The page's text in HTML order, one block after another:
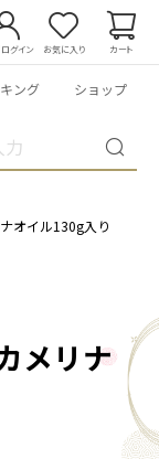
グイン お気に入り カート
ング ショップ
オイル130g入り
メリナ